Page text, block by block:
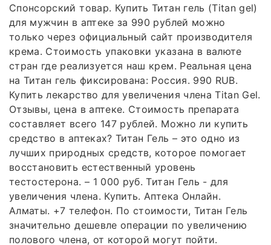
Спонсорский товар. Купить Титан гель (Titan gel)
для мужчин в аптеке за 990 рублей можно
только через официальный сайт производителя
крема. Стоимость упаковки указана в валюте
стран где реализуется наш крем. Реальная цена
на Титан гель фиксирована: Россия. 990 RUB.
Купить лекарство для увеличения члена Titan Gel.
Отзывы, цена в аптеке. Стоимость препарата
составляет всего 147 рублей. Можно ли купить
средство в аптеках? Титан Гель – это одно из
лучших природных средств, которое помогает
восстановить естественный уровень
тестостерона. – 1 000 руб. Титан Гель - для
увеличения члена. Купить. Аптека Онлайн.
Алматы. +7 телефон. По стоимости, Титан Гель
значительно дешевле операции по увеличению
полового члена, от которой могут пойти.